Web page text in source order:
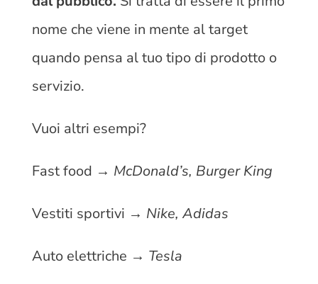
nome che viene in mente al target
quando pensa al tuo tipo di prodotto o
servizio.
Vuoi altri esempi?
Fast food → McDonald’s, Burger King
Vestiti sportivi → Nike, Adidas
Auto elettriche → Tesla